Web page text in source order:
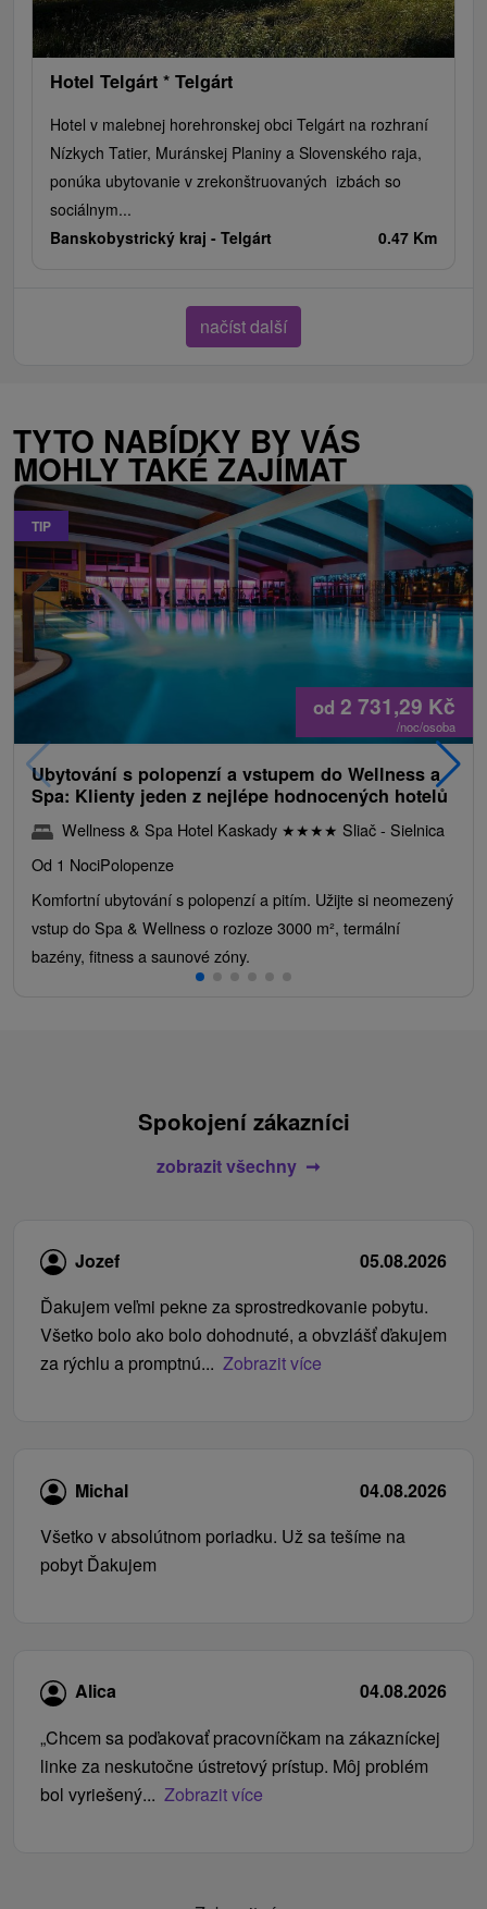
Hotel Telgárt * Telgárt
Hotel v malebnej horehronskej obci Telgárt na rozhraní
Nízkych Tatier, Muránskej Planiny a Slovenského raja,
ponúka ubytovanie v zrekonštruovaných izbách so
sociálnym...
Banskobystrický kraj - Telgárt 0.47 Km
načíst další
TYTO NABÍDKY BY VÁS
MOHLY TAKÉ ZAJÍMAT
TIP
od 2 731,29 Kč
/noc/osoba
Ubytování s polopenzí a vstupem do Wellness a
Spa: Klienty jeden z nejlépe hodnocených hotelů
Wellness & Spa Hotel Kaskady ★★★★ Sliač - Sielnica
Od 1 NociPolopenze
Komfortní ubytování s polopenzí a pitím. Užijte si neomezený
vstup do Spa & Wellness o rozloze 3000 m², termální
bazény, fitness a saunové zóny.
Spokojení zákazníci
zobrazit všechny
Jozef
05.08.2026
Ďakujem veľmi pekne za sprostredkovanie pobytu.
Všetko bolo ako bolo dohodnuté, a obvzlášť ďakujem
za rýchlu a promptnú... Zobrazit více
Michal
04.08.2026
Všetko v absolútnom poriadku. Už sa tešíme na
pobyt Ďakujem
Alica
04.08.2026
„Chcem sa poďakovať pracovníčkam na zákazníckej
linke za neskutočne ústretový prístup. Môj problém
bol vyriešený... Zobrazit více